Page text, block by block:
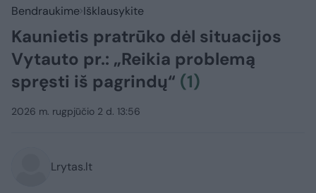
Bendraukime Išklausykite
Kaunietis pratrūko dėl situacijos
Vytauto pr.: „Reikia problemą
spręsti iš pagrindų“ (1)
2026 m. rugpjūčio 2 d. 13:56
Lrytas.lt